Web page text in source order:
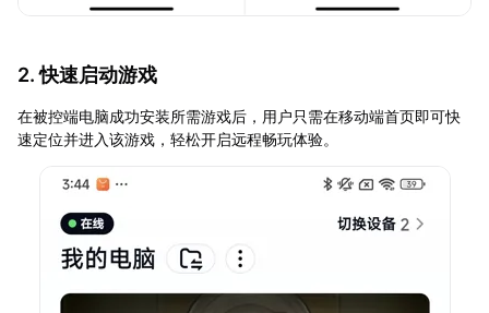
2. 快速启动游戏
在被控端电脑成功安装所需游戏后，用户只需在移动端首页即可快
速定位并进入该游戏，轻松开启远程畅玩体验。